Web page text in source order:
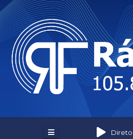
Skip
to
content
Direto